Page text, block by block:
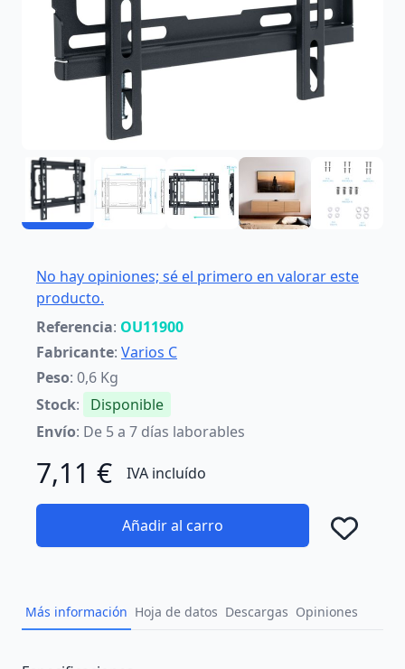
No hay opiniones; sé el primero en valorar este
producto.
Referencia: OU11900
Fabricante: Varios C
Peso: 0,6 Kg
Stock:
Disponible
Envío: De 5 a 7 días laborables
7,11 € IVA incluído
Añadir al carro
Más información Hoja de datos Descargas Opiniones